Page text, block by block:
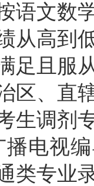
语文数
从高到
足且服
区、直
生调剂
播电视
类专业